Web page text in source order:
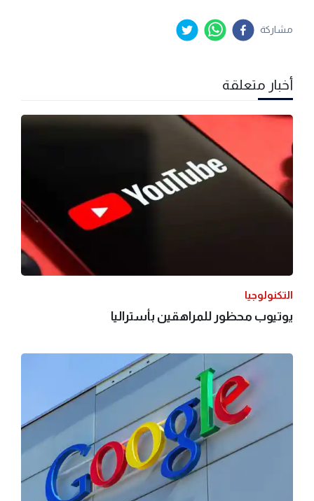
مشاركة
أخبار متعلقة
التكنولوجيا
يوتيوب محظور للمراهقين بأستراليا